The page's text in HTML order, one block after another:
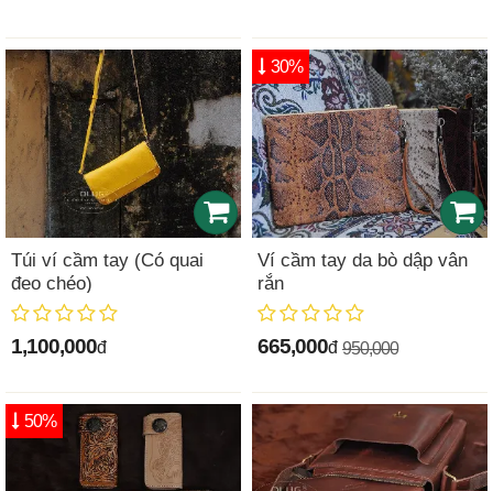
Túi ví cầm tay (Có quai
đeo chéo)
1,100,000đ
Ví cầm tay da bò dập vân
rắn
665,000đ 950,000
30%
50%